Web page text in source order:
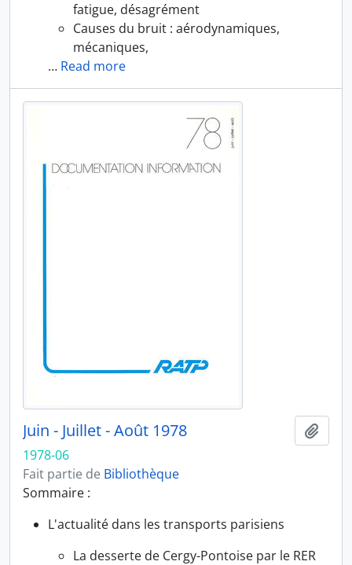
fatigue, désagrément
Causes du bruit : aérodynamiques,
mécaniques,
… Read more
Juin - Juillet - Août 1978
1978-06
Fait partie de Bibliothèque
Sommaire :
L'actualité dans les transports parisiens
La desserte de Cergy-Pontoise par le RER